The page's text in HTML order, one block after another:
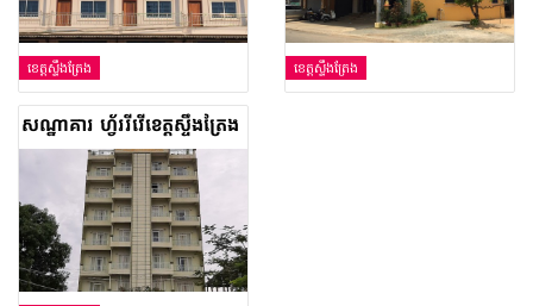
ខេត្តស្ទឹងត្រែង ខេត្តស្ទឹងត្រែង
សណ្ឋាគារ ហ្វ័ររីវើខេត្តស្ទឹងត្រែង